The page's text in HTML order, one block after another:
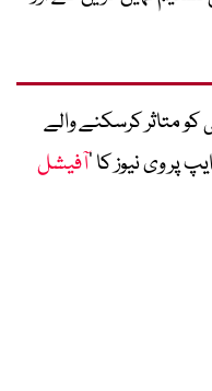
کو متاثر کرسکنے والے
وی نیوز کا ’آفیشل